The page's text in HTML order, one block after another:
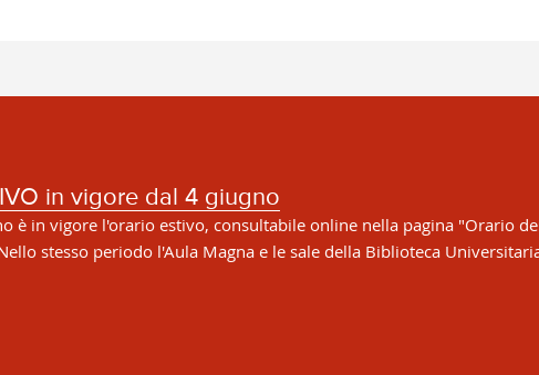
in vigore dal 4 giugno
è in vigore l'orario estivo, consultabile online nella pagina "Orario
stesso periodo l'Aula Magna e le sale della Biblioteca